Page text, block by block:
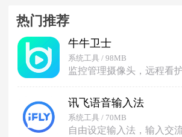
热门推荐
牛牛卫士
系统工具 / 98MB
讯飞语音输入法
系统工具 / 70MB